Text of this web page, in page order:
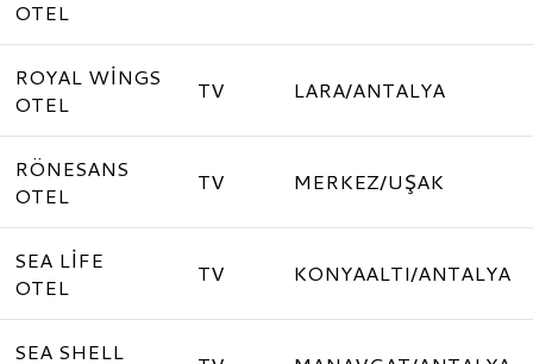
OTEL
ROYAL WİNGS
OTEL
TV LARA/ANTALYA
RÖNESANS
OTEL
TV MERKEZ/UŞAK
SEA LİFE
OTEL
TV KONYAALTI/ANTALYA
SEA SHELL